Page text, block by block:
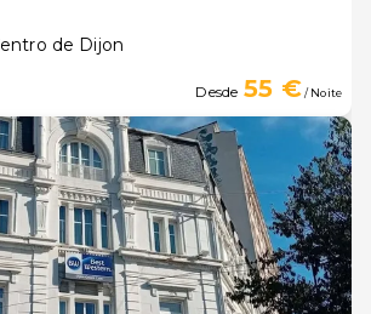
de Dijon
Desde 55 €/ Noite